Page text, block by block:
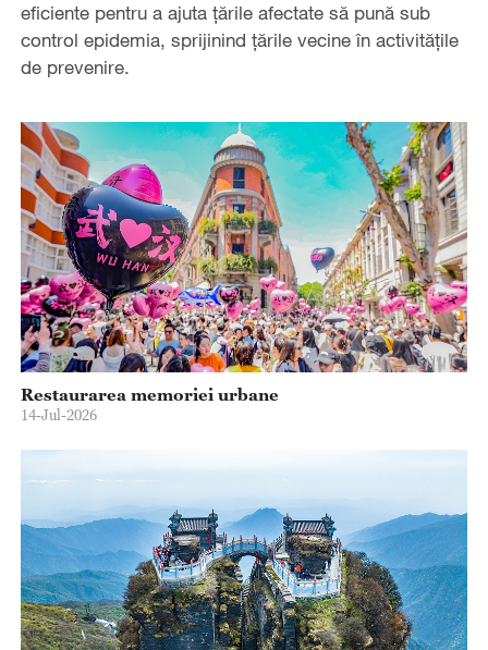
eficiente pentru a ajuta țările afectate să pună sub
control epidemia, sprijinind țările vecine în activitățile
de prevenire.
Restaurarea memoriei urbane
14-Jul-2026